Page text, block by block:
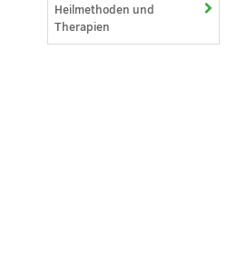
Heilmethoden und
Therapien